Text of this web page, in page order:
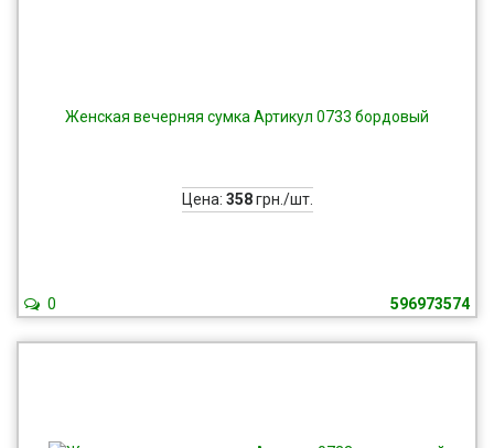
Женская вечерняя сумка Артикул 0733 бордовый
Цена: 358грн./шт.
596973574
0